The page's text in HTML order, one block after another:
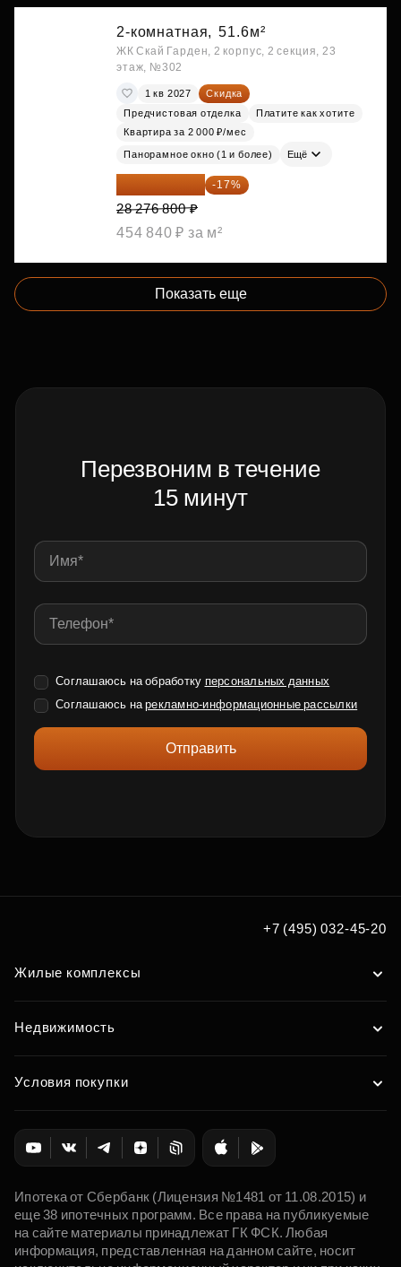
2-комнатная, 51.6м²
ЖК Скай Гарден, 2 корпус, 2 секция, 23
этаж, №302
1 кв 2027
Скидка
Предчистовая отделка
Платите как хотите
Квартира за 2 000 ₽/мес
Панорамное окно (1 и более) Ещё
23 469 744 ₽ -17%
28 276 800 ₽
454 840 ₽ за м²
Показать еще
Перезвоним в течение
15 минут
Соглашаюсь на обработку персональных данных
Соглашаюсь нарекламно-информационные рассылки
Отправить
+7 (495) 032-45-20
Жилые комплексы
Недвижимость
Условия покупки
Ипотека от Сбербанк (Лицензия №1481 от 11.08.2015) и
еще 38 ипотечных программ. Все права на публикуемые
на сайте материалы принадлежат ГК ФСК. Любая
информация, представленная на данном сайте, носит